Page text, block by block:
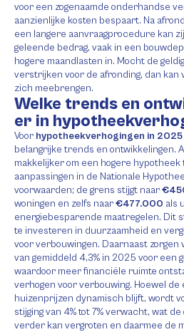
voor een zogenaamde onderhandse
aanzienlijke kosten bespaart. Na
een langere aanvraagprocedure kan
geleende bedrag, vaak in een
hogere maandlasten in. Mocht de
verstrijken voor de afronding, dan kan
zich meebrengen.
Welke trends en
er in
Voor hypotheekverhogingen in 2025
belangrijke trends en ontwikkelingen.
makkelijker om een hogere hypotheek
aanpassingen in de Nationale
voorwaarden; de grens stijgt naar
woningen en zelfs naar€477.000 als
energiebesparende maatregelen. Dit
te investeren in duurzaamheid en
voor verbouwingen. Daarnaast zorgen
van gemiddeld 4,3% in 2025 voor een
waardoor meer financiële ruimte
verhogen voor verbouwing. Hoewel de
huizenprijzen dynamisch blijft, wordt
stijging van 4% tot 7% verwacht, wat
verder kan vergroten en daarmee de